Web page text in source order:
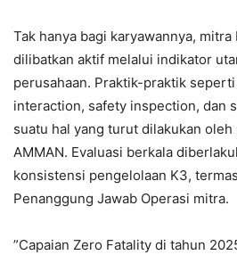
Tak hanya bagi karyawannya,
dilibatkan aktif melalui indikator
perusahaan. Praktik-praktik
interaction, safety inspection, dan
suatu hal yang turut dilakukan
AMMAN. Evaluasi berkala
konsistensi pengelolaan K3,
Penanggung Jawab Operasi mitra.
”Capaian Zero Fatality di tahun